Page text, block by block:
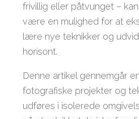
frivillig eller påtvunget –
være en mulighed for at
lære nye teknikker og
horisont.
Denne artikel gennemgår
fotografiske projekter og
udføres i isolerede